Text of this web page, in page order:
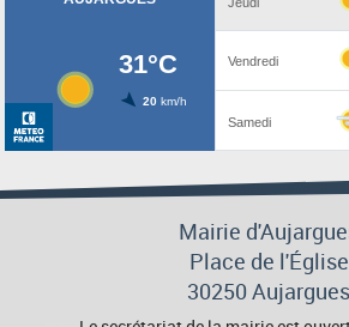
Mairie
Place de l'Église
30250 Aujargues